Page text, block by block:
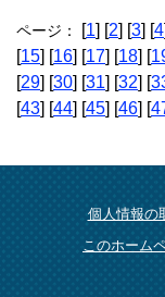
ページ： [1] [2] [3] [4
[15] [16] [17] [18] [
[29] [30] [31] [32] [
[43] [44] [45] [46] [
個人情報の
このホーム